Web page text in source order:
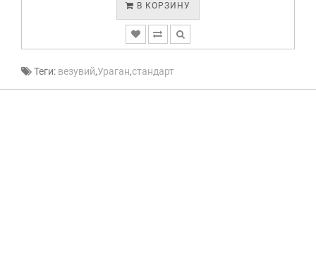
В КОРЗИНУ
Теги: везувий,Ураган,стандарт